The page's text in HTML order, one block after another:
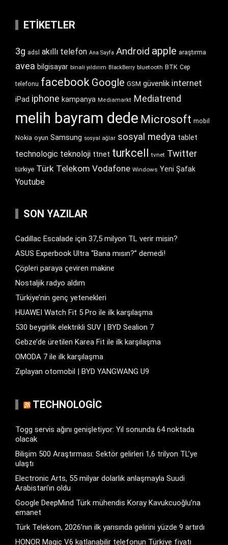
ETIKETLER
3g adsl akıllı telefon Ana Sayfa Android apple araştırma
avea bilgisayar binali yıldırım BlackBerry bluetooth BTK Cep
telefonu facebook Google GSM güvenlik internet
iPad iphone kampanya Mediamarkt Mediatrend
melih bayram dede Microsoft mobil
Nokia oyun Samsung sosyal ağlar sosyal medya tablet
technologic teknoloji ttnet turkcell tvnet Twitter
türkiye Türk Telekom Vodafone Windows Yeni Şafak
Youtube
SON YAZILAR
Cadillac Escalade için 37,5 milyon TL verir misin?
ASUS Experbook Ultra “Bana mısın?” demedi!
Çöpleri paraya çeviren makine
Nostaljik radyo aldım
Türkiye’nin genç yetenekleri
HUAWEI Watch Fit 5 Pro ile ilk karşılaşma
530 beygirlik elektrikli SUV | BYD Sealion 7
Gebze’de üretilen Karea Fit ile ilk karşılaşma
OMODA 7 ile ilk karşılaşma
Zıplayan otomobil | BYD YANGWANG U9
TECHNOLOGIC
Togg servis ağını genişletiyor: Yıl sonunda 64 noktada
olacak
Bilişim 500 Araştırması: Sektör gelirleri 1,6 trilyon TL’ye
ulaştı
Electronic Arts, 55 milyar dolarlık anlaşmayla Suudi
Arabistan’ın oldu
Google DeepMind Türk mühendis Koray Kavukcuoğlu’na
emanet
Türk Telekom, 2026’nın ilk yarısında gelirini yüzde 9 artırdı
HONOR Magic V6 katlanabilir telefonun Türkiye fiyatı